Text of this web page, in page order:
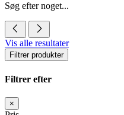
Søg efter noget...
Vis alle resultater
Filtrer produkter
Filtrer efter
×